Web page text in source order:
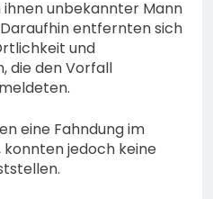
unbekannter Mann
entfernten sich
und
die den Vorfall
eine Fahndung im
konnten jedoch keine